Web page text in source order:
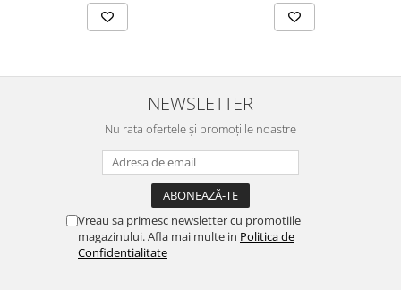
NEWSLETTER
Nu rata ofertele și promoțiile noastre
Vreau sa primesc newsletter cu promotiile
magazinului. Afla mai multe in Politica de
Confidentialitate